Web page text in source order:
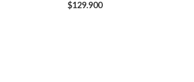
$129.900